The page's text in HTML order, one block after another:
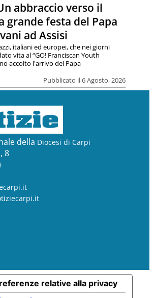
abbraccio verso il
grande festa del Papa
ad Assisi
Pubblicato il 6 Agosto, 2026
italiani ed europei, che nei giorni
vita al “GO! Franciscan Youth
accolto l'arrivo del Papa
della Diocesi di Carpi
8
relative alla privacy